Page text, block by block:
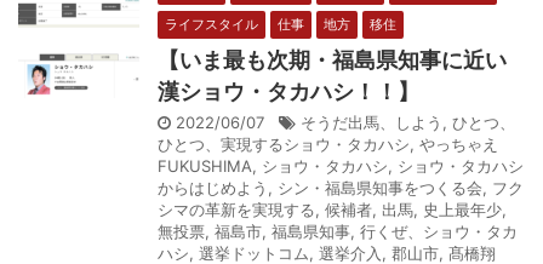
ライフスタイル
仕事 地方 移住
【いま最も次期・福島県知事に近い
漢ショウ・タカハシ！！】
2022/06/07 そうだ出馬、しよう , ひとつ、
ひとつ、実現するショウ・タカハシ, やっちゃえ
FUKUSHIMA, ショウ・タカハシ, ショウ・タカハシ
からはじめよう , シン・福島県知事をつくる会, フク
シマの革新を実現する, 候補者, 出馬, 史上最年少,
無投票, 福島市, 福島県知事, 行くぜ、ショウ・タカ
ハシ, 選挙ドットコム, 選挙介入 , 郡山市, 髙橋翔